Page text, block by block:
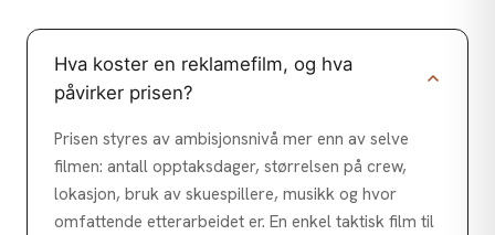
Hva koster en reklamefilm, og hva
påvirker prisen?
Prisen styres av ambisjonsnivå mer enn av selve
filmen: antall opptaksdager, størrelsen på crew,
lokasjon, bruk av skuespillere, musikk og hvor
omfattende etterarbeidet er. En enkel taktisk film til